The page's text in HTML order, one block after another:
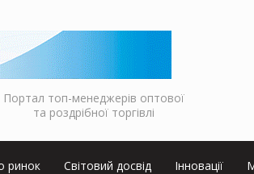
Портал топ-менеджерів оптової
та роздрібної торгівлі
ринок Світовий досвід Інновації